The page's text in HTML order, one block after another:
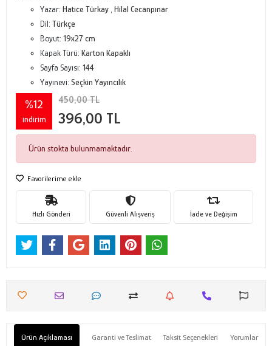
Yazar: Hatice Türkay Hilal Cecanpınar
Dil: Türkçe
Boyut: 19x27 cm
Kapak Türü: Karton Kapaklı
Sayfa Sayısı: 144
Yayınevi: Seçkin Yayıncılık
%12
indirim
450,00 TL
396,00 TL
Ürün stokta bulunmamaktadır.
Favorilerime ekle
Hızlı Gönderi Güvenli Alışveriş İade ve Değişim
Ürün Açıklaması Garanti ve Teslimat Taksit Seçenekleri Yorumlar